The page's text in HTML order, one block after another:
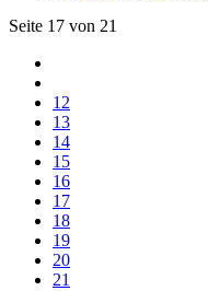
Seite 17 von 21
12
13
14
15
16
17
18
19
20
21